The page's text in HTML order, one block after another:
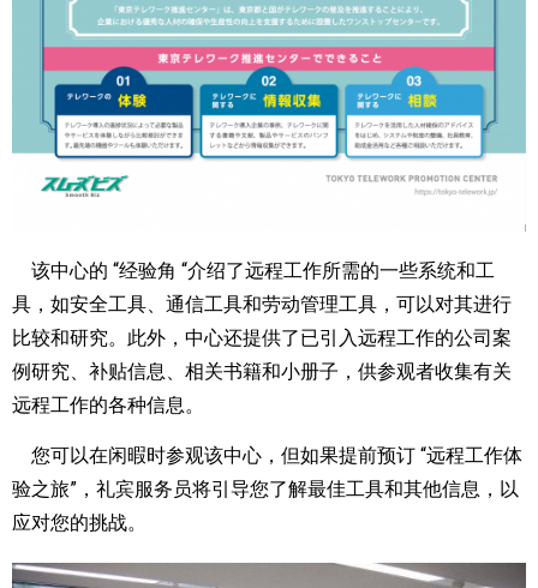
该中心的 “经验角 “介绍了远程工作所需的一些系统和工
具，如安全工具、通信工具和劳动管理工具，可以对其进行
比较和研究。此外，中心还提供了已引入远程工作的公司案
例研究、补贴信息、相关书籍和小册子，供参观者收集有关
远程工作的各种信息。
您可以在闲暇时参观该中心，但如果提前预订 “远程工作体
验之旅”，礼宾服务员将引导您了解最佳工具和其他信息，以
应对您的挑战。